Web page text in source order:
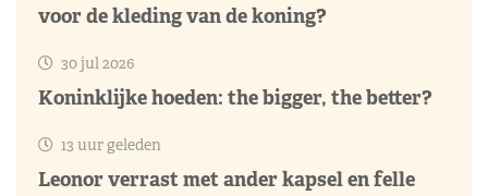
voor de kleding van de koning?
30 jul 2026
Koninklijke hoeden: the bigger, the better?
13 uur geleden
Leonor verrast met ander kapsel en felle